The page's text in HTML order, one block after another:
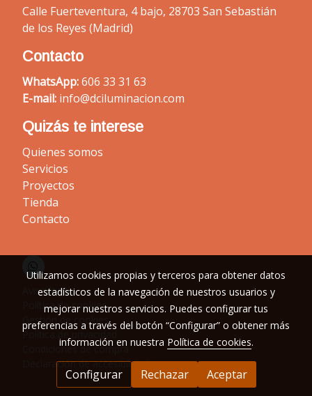
Calle Fuerteventura, 4 bajo, 28703 San Sebastián
de los Reyes (Madrid)
Contacto
WhatsApp:606 33 31 63
E-mail: info@dciluminacion.com
Quizás te interese
Quienes somos
Servicios
Proyectos
Tienda
Contacto
Aviso legal
Política de cookies
Gestión de cookies
Política de privacidad
Condiciones de compra
Declaración de accesibilidad
Utilizamos cookies propias y terceros para obtener datos
estadísticos de la navegación de nuestros usuarios y
mejorar nuestros servicios. Puedes configurar tus
preferencias a través del botón “Configurar” o obtener más
información en nuestra Política de cookies.
Configurar Rechazar Aceptar